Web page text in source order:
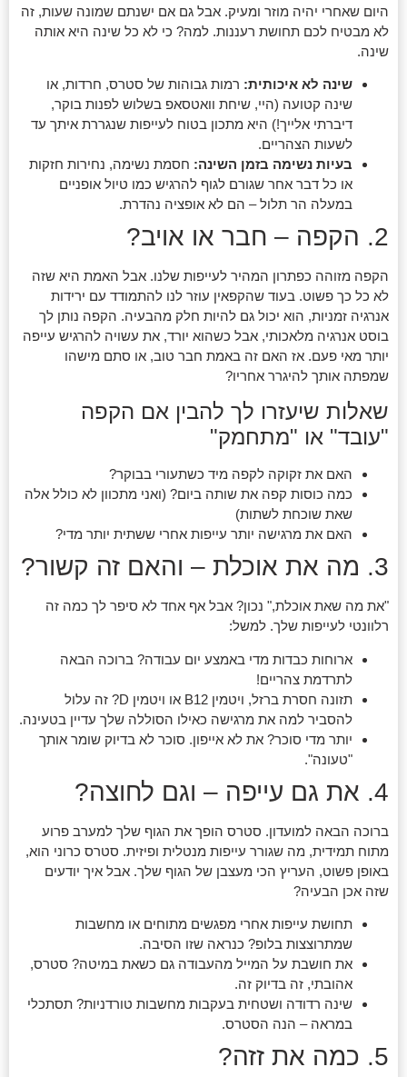
היום שאחרי יהיה מוזר ומעיק. אבל גם אם ישנתם שמונה שעות, זה
לא מבטיח לכם תחושת רעננות. למה? כי לא כל שינה היא אותה
שינה.
שינה לא איכותית: רמות גבוהות של סטרס, חרדות, או
שינה קטועה (היי, שיחת וואטסאפ בשלוש לפנות בוקר,
דיברתי אלייך!) היא מתכון בטוח לעייפות שנגררת איתך עד
לשעות הצהריים.
בעיות נשימה בזמן השינה: חסמת נשימה, נחירות חזקות
או כל דבר אחר שגורם לגוף להרגיש כמו טיול אופניים
במעלה הר תלול – הם לא אופציה נהדרת.
2. הקפה – חבר או אויב?
הקפה מזוהה כפתרון המהיר לעייפות שלנו. אבל האמת היא שזה
לא כל כך פשוט. בעוד שהקפאין עוזר לנו להתמודד עם ירידות
אנרגיה זמניות, הוא יכול גם להיות חלק מהבעיה. הקפה נותן לך
בוסט אנרגיה מלאכותי, אבל כשהוא יורד, את עשויה להרגיש עייפה
יותר מאי פעם. אז האם זה באמת חבר טוב, או סתם מישהו
שמפתה אותך להיגרר אחריו?
שאלות שיעזרו לך להבין אם הקפה
"עובד" או "מתחמק"
האם את זקוקה לקפה מיד כשתעורי בבוקר?
כמה כוסות קפה את שותה ביום? (ואני מתכוון לא כולל אלה
שאת שוכחת לשתות)
האם את מרגישה יותר עייפות אחרי ששתית יותר מדי?
3. מה את אוכלת – והאם זה קשור?
"את מה שאת אוכלת," נכון? אבל אף אחד לא סיפר לך כמה זה
רלוונטי לעייפות שלך. למשל:
ארוחות כבדות מדי באמצע יום עבודה? ברוכה הבאה
לתרדמת צהריים!
תזונה חסרת ברזל, ויטמין B12 או ויטמין D? זה עלול
להסביר למה את מרגישה כאילו הסוללה שלך עדיין בטעינה.
יותר מדי סוכר? את לא אייפון. סוכר לא בדיוק שומר אותך
"טעונה".
4. את גם עייפה – וגם לחוצה?
ברוכה הבאה למועדון. סטרס הופך את הגוף שלך למערב פרוע
מתוח תמידית, מה שגורר עייפות מנטלית ופיזית. סטרס כרוני הוא,
באופן פשוט, העריץ הכי מעצבן של הגוף שלך. אבל איך יודעים
שזה אכן הבעיה?
תחושת עייפות אחרי מפגשים מתוחים או מחשבות
שמתרוצצות בלופ? כנראה שזו הסיבה.
את חושבת על המייל מהעבודה גם כשאת במיטה? סטרס,
אהובתי, זה בדיוק זה.
שינה רדודה ושטחית בעקבות מחשבות טורדניות? תסתכלי
במראה – הנה הסטרס.
5. כמה את זזה?